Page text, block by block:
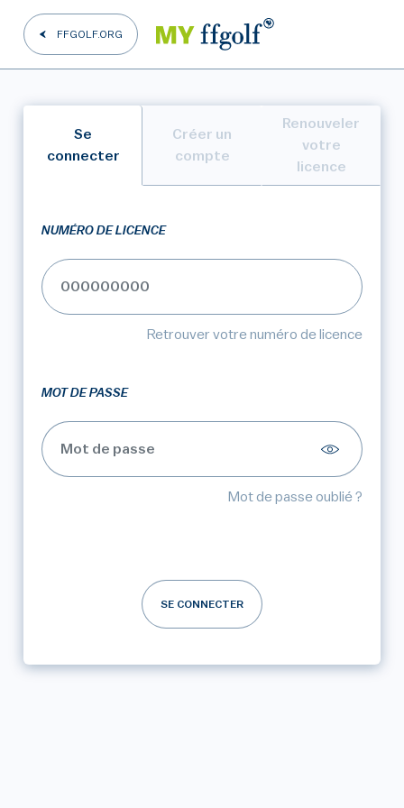
FFGOLF.ORG
Se
connecter
Créer un
compte
Renouveler
votre
licence
NUMÉRO DE LICENCE
Retrouver votre numéro de licence
MOT DE PASSE
Mot de passe oublié ?
SE CONNECTER